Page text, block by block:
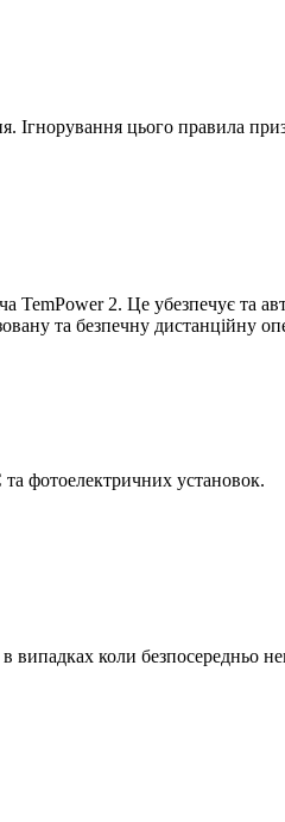
цього правила
2. Це убезпечує та
та безпечну дистанційну
фотоелектричних установок.
коли безпосередньо